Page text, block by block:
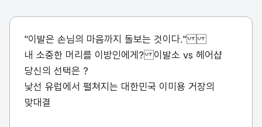
"이발은 손님의 마음까지 돌보는 것이다."
내 소중한 머리를 이방인에게? 이발소 vs 헤어샵
당신의 선택은 ?
낯선 유럽에서 펼쳐지는 대한민국 이미용 거장의
맞대결